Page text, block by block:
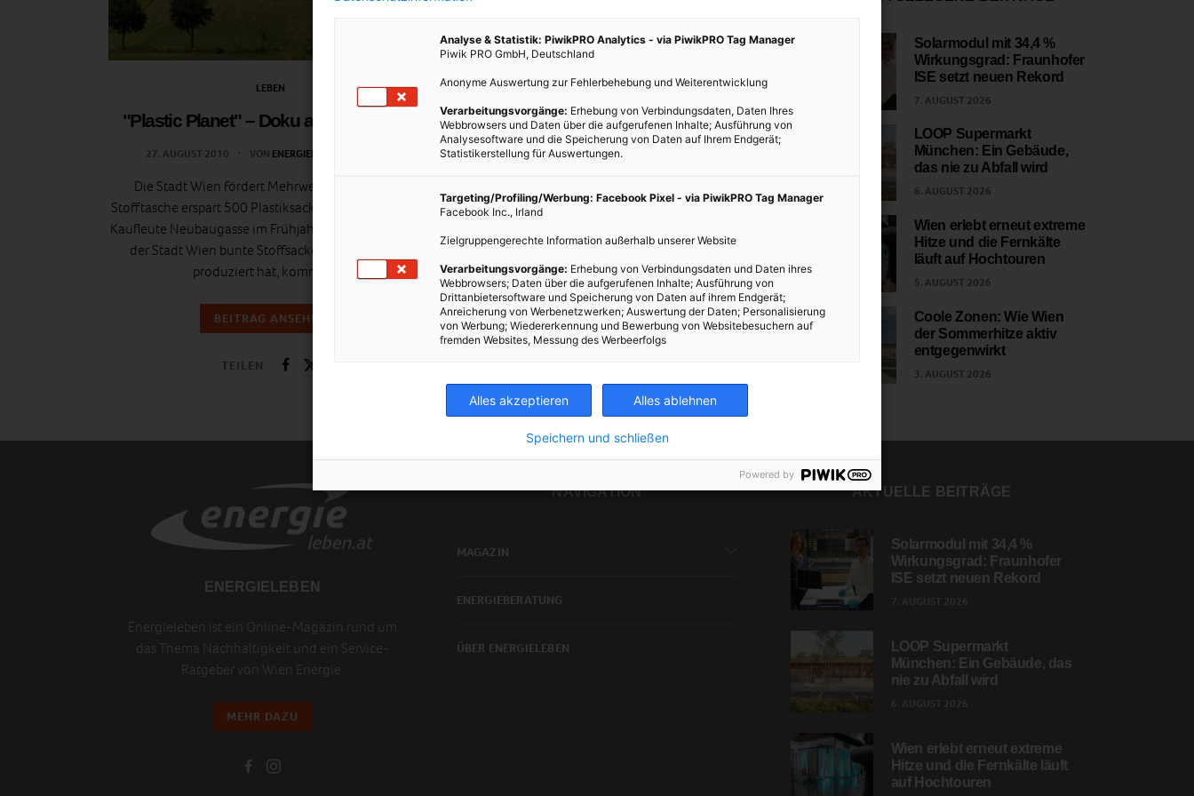
LEBEN
"Plastic Planet" – Doku am Yppenplatz
27. AUGUST 2010 VON ENERGIELEBEN REDAKTION
Die Stadt Wien fördert Mehrweg-Taschen: Eine
Stofftasche erspart 500 Plastiksackerl! Nachdem die IG
Kaufleute Neubaugasse im Frühjahr in Kooperation mit
der Stadt Wien bunte Stoffsackerl als Alternative
produziert hat, kommen…
BEITRAG ANSEHEN
TEILEN
Solarmodul mit 34,4 %
Wirkungsgrad: Fraunhofer
ISE setzt neuen Rekord
7. AUGUST 2026
LOOP Supermarkt
München: Ein Gebäude,
das nie zu Abfall wird
6. AUGUST 2026
Wien erlebt erneut extreme
Hitze und die Fernkälte
läuft auf Hochtouren
5. AUGUST 2026
Coole Zonen: Wie Wien
der Sommerhitze aktiv
entgegenwirkt
3. AUGUST 2026
ENERGIELEBEN
Energieleben ist ein Online-Magazin rund um
das Thema Nachhaltigkeit und ein Service-
Ratgeber von Wien Energie.
MEHR DAZU
NAVIGATION
MAGAZIN
ENERGIEBERATUNG
ÜBER ENERGIELEBEN
AKTUELLE BEITRÄGE
Solarmodul mit 34,4 %
Wirkungsgrad: Fraunhofer
ISE setzt neuen Rekord
LOOP Supermarkt
München: Ein Gebäude, das
nie zu Abfall wird
Wien erlebt erneut extreme
Hitze und die Fernkälte läuft
auf Hochtouren
Analyse & Statistik: PiwikPRO Analytics - via PiwikPRO Tag Manager
Piwik PRO GmbH, Deutschland
Anonyme Auswertung zur Fehlerbehebung und Weiterentwicklung
Verarbeitungsvorgänge: Erhebung von Verbindungsdaten, Daten Ihres
Webbrowsers und Daten über die aufgerufenen Inhalte; Ausführung von
Analysesoftware und die Speicherung von Daten auf Ihrem Endgerät;
Statistikerstellung für Auswertungen.
Targeting/Profiling/Werbung: Facebook Pixel - via PiwikPRO Tag Manager
Facebook Inc., Irland
Zielgruppengerechte Information außerhalb unserer Website
Verarbeitungsvorgänge: Erhebung von Verbindungsdaten und Daten ihres
Webbrowsers; Daten über die aufgerufenen Inhalte; Ausführung von
Drittanbietersoftware und Speicherung von Daten auf ihrem Endgerät;
Anreicherung von Werbenetzwerken; Auswertung der Daten; Personalisierung
von Werbung; Wiedererkennung und Bewerbung von Websitebesuchern auf
fremden Websites, Messung des Werbeerfolgs
Alles akzeptieren Alles ablehnen
Speichern und schließen
Powered by